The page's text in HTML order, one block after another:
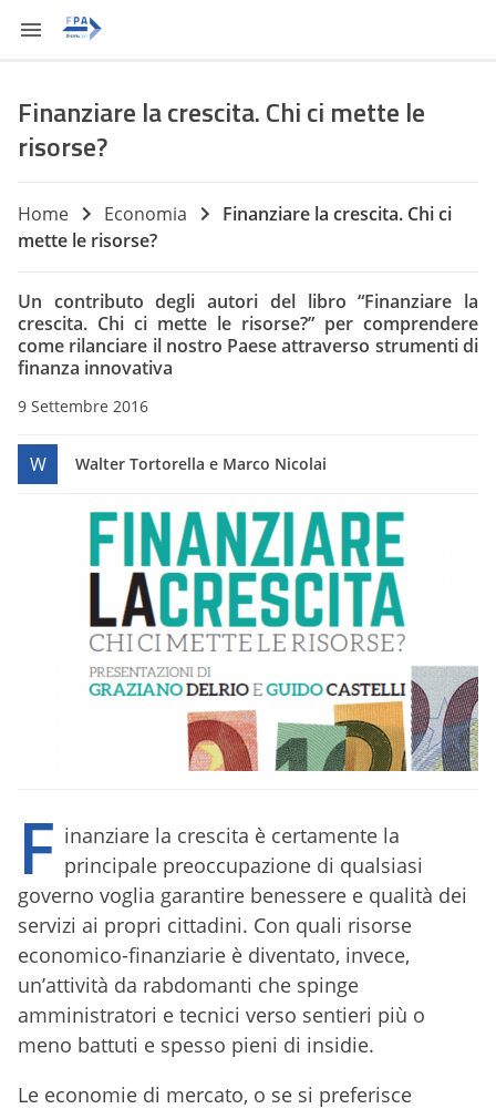
Finanziare la crescita. Chi ci mette le
risorse?
Home Economia
Finanziare la crescita. Chi ci
mette le risorse?
Un contributo degli autori del libro “Finanziare la
crescita. Chi ci mette le risorse?” per comprendere
come rilanciare il nostro Paese attraverso strumenti di
finanza innovativa
9 Settembre 2016
W Walter Tortorella e Marco Nicolai
F inanziare la crescita è certamente la
principale preoccupazione di qualsiasi
governo voglia garantire benessere e qualità dei
servizi ai propri cittadini. Con quali risorse
economico-finanziarie è diventato, invece,
un’attività da rabdomanti che spinge
amministratori e tecnici verso sentieri più o
meno battuti e spesso pieni di insidie.
Le economie di mercato, o se si preferisce